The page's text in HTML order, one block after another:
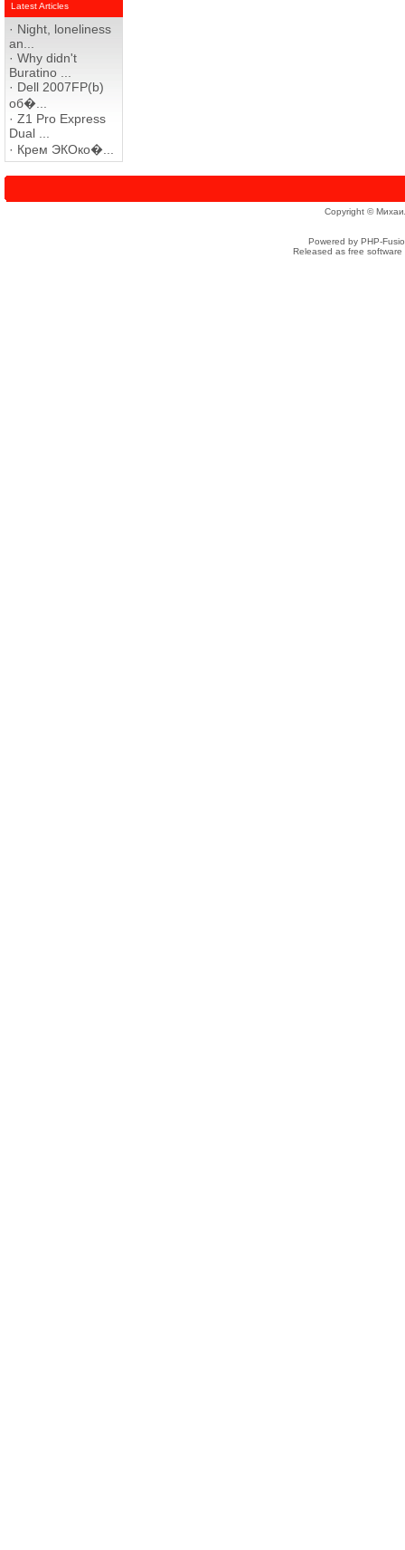
Latest Articles
· Night, loneliness
an...
· Why didn't
Buratino ...
· Dell 2007FP(b)
об�...
· Z1 Pro Express
Dual ...
· Крем ЭКОко�...
Copyright ©
Powered by PHP-
Released as free